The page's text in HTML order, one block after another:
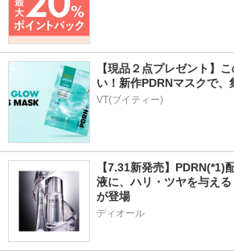
【現品２点プレゼント】
い！新作PDRNマスクで、
VT(ブイティー)
【7.31新発売】PDRN(*1)
液に、ハリ・ツヤを与える
が登場
ディオール